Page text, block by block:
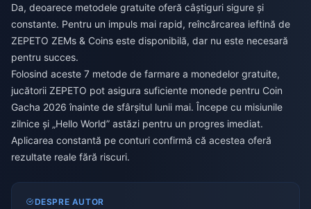
Da, deoarece metodele gratuite oferă câștiguri sigure și
constante. Pentru un impuls mai rapid, reîncărcarea ieftină de
ZEPETO ZEMs & Coins este disponibilă, dar nu este necesară
pentru succes.
Folosind aceste 7 metode de farmare a monedelor gratuite,
jucătorii ZEPETO pot asigura suficiente monede pentru Coin
Gacha 2026 înainte de sfârșitul lunii mai. Începe cu misiunile
zilnice și „Hello World” astăzi pentru un progres imediat.
Aplicarea constantă pe conturi confirmă că acestea oferă
rezultate reale fără riscuri.
DESPRE AUTOR